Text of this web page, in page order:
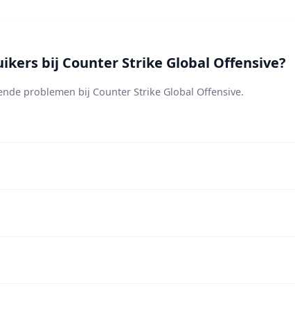
bij Counter Strike Global Offensive?
problemen bij Counter Strike Global Offensive.